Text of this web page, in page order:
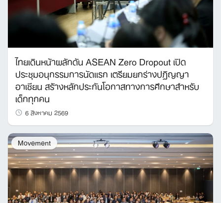
ไทยเดินหน้าผลักดัน ASEAN Zero Dropout เปิด
ประชุมอนุกรรมการนัดแรก เตรียมยกร่างปฏิญญา
อาเซียน สร้างหลักประกันโอกาสทางการศึกษาสำหรับ
เด็กทุกคน
6 สิงหาคม 2569
Movement